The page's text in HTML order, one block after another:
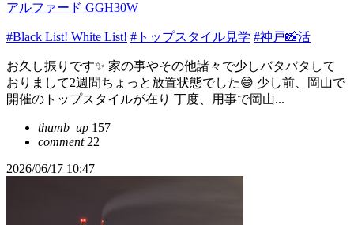
アルファード GGH30W
#Black List! White List! #トップスタイル見学 #神戸📸活
お久し振りです✨ 家の事やその他諸々で少しバタバタして
おりまして2週間ちょっと放置状態でした😅 少し前、岡山で
開催のトップスタイルが在り 丁度、用事で岡山...
thumb_up 157
comment22
2026/06/17 10:47